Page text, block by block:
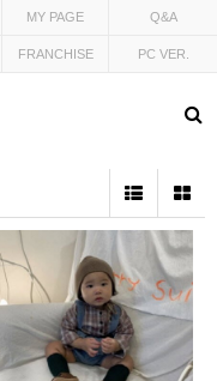
MY PAGE Q&A
FRANCHISE PC VER.